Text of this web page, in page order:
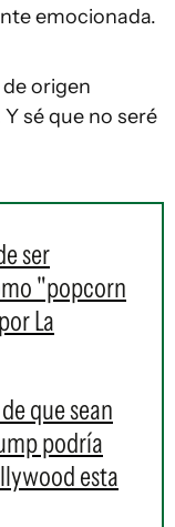
emocionada.
origen
sé que no seré
ser
"popcorn
La
que sean
podría
esta